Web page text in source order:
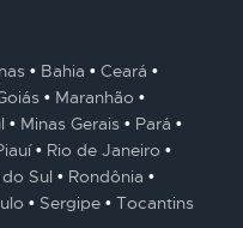
Bahia
Ceará
Maranhão
Minas Gerais
Pará
Rio de Janeiro
Sul
Rondônia
Sergipe Tocantins